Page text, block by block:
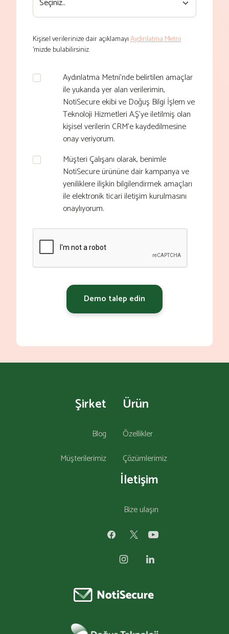
Kişisel verilerinize dair açıklamayıAydınlatma Metni
’mizde bulabilirsiniz.
Aydınlatma Metni'nde belirtilen amaçlar
ile yukarıda yer alan verilerimin,
NotiSecure ekibi ve Doğuş Bilgi İşlem ve
Teknoloji Hizmetleri A.Ş’ye iletilmiş olan
kişisel verilerin CRM’e kaydedilmesine
onay veriyorum.
Müşteri Çalışanı olarak, benimle
NotiSecure ürününe dair kampanya ve
yeniliklere ilişkin bilgilendirmek amaçları
ile elektronik ticari iletişim kurulmasını
onaylıyorum.
Demo talep edin
Şirket
Blog
Müşterilerimiz
Ürün
Özellikler
Çözümlerimiz
İletişim
Bize ulaşın